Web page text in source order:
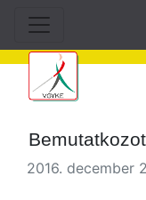
2016. december